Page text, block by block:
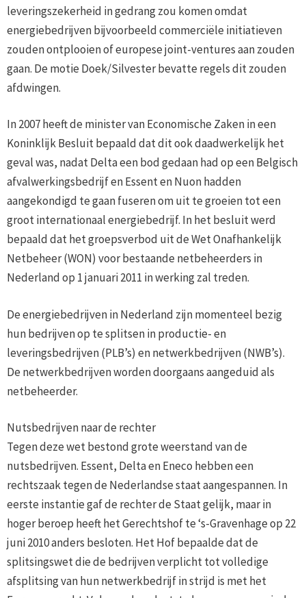
leveringszekerheid in gedrang zou komen omdat
energiebedrijven bijvoorbeeld commerciële initiatieven
zouden ontplooien of europese joint-ventures aan zouden
gaan. De motie Doek/Silvester bevatte regels dit zouden
afdwingen.
In 2007 heeft de minister van Economische Zaken in een
Koninklijk Besluit bepaald dat dit ook daadwerkelijk het
geval was, nadat Delta een bod gedaan had op een Belgisch
afvalwerkingsbedrijf en Essent en Nuon hadden
aangekondigd te gaan fuseren om uit te groeien tot een
groot internationaal energiebedrijf. In het besluit werd
bepaald dat het groepsverbod uit de Wet Onafhankelijk
Netbeheer (WON) voor bestaande netbeheerders in
Nederland op 1 januari 2011 in werking zal treden.
De energiebedrijven in Nederland zijn momenteel bezig
hun bedrijven op te splitsen in productie- en
leveringsbedrijven (PLB’s) en netwerkbedrijven (NWB’s).
De netwerkbedrijven worden doorgaans aangeduid als
netbeheerder.
Nutsbedrijven naar de rechter
Tegen deze wet bestond grote weerstand van de
nutsbedrijven. Essent, Delta en Eneco hebben een
rechtszaak tegen de Nederlandse staat aangespannen. In
eerste instantie gaf de rechter de Staat gelijk, maar in
hoger beroep heeft het Gerechtshof te ‘s-Gravenhage op 22
juni 2010 anders besloten. Het Hof bepaalde dat de
splitsingswet die de bedrijven verplicht tot volledige
afsplitsing van hun netwerkbedrijf in strijd is met het